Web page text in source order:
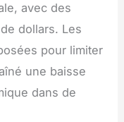
avec des
dollars. Les
pour limiter
une baisse
dans de